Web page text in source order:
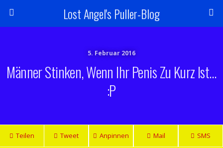
Lost Angel's Puller-Blog
5. Februar 2016
Männer Stinken, Wenn Ihr Penis Zu Kurz Ist…
:P
Teilen Tweet Anpinnen Mail SMS